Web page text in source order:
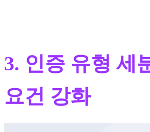
3. 인증 유형 세
요건 강화​